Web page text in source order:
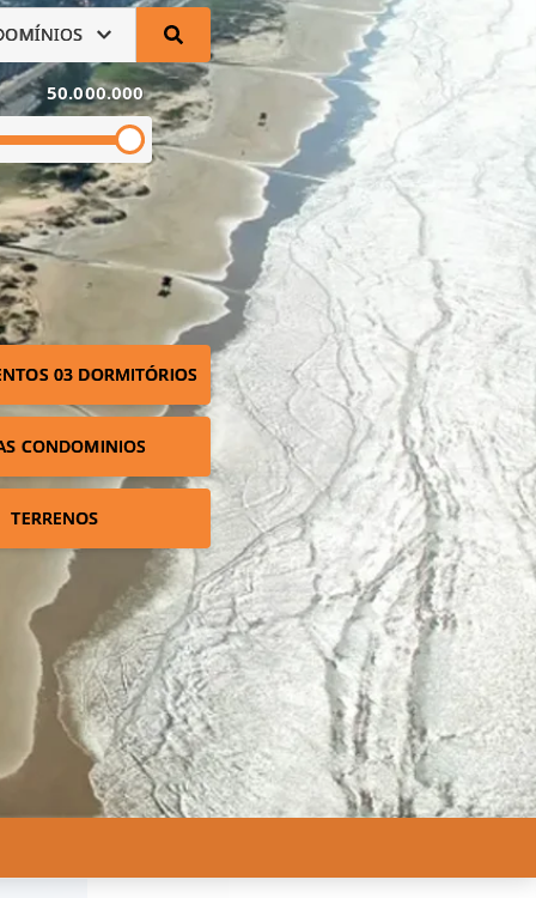
50.000.000
03 DORMITÓRIOS
CONDOMINIOS
TERRENOS